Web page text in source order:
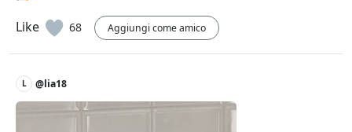
Like 68 Aggiungi come amico
L @lia18